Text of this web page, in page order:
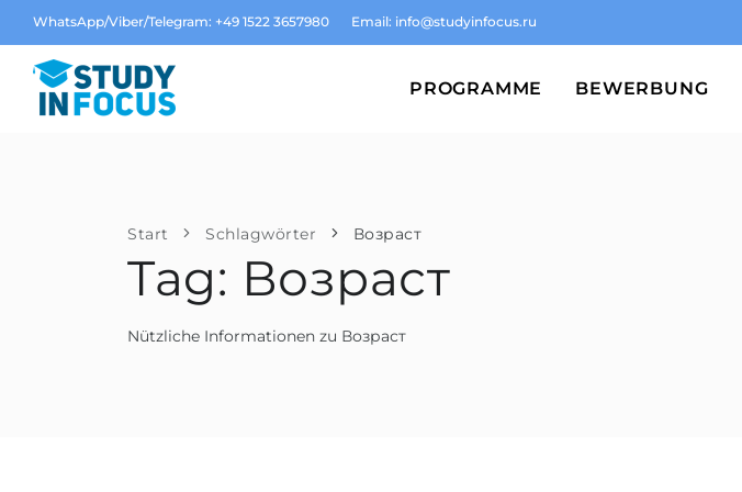
WhatsApp/Viber/Telegram: +49 1522 3657980 Email: info@studyinfocus.ru
PROGRAMME BEWERBUNG
Start Schlagwörter Возраст
Tag: Возраст
Nützliche Informationen zu Возраст